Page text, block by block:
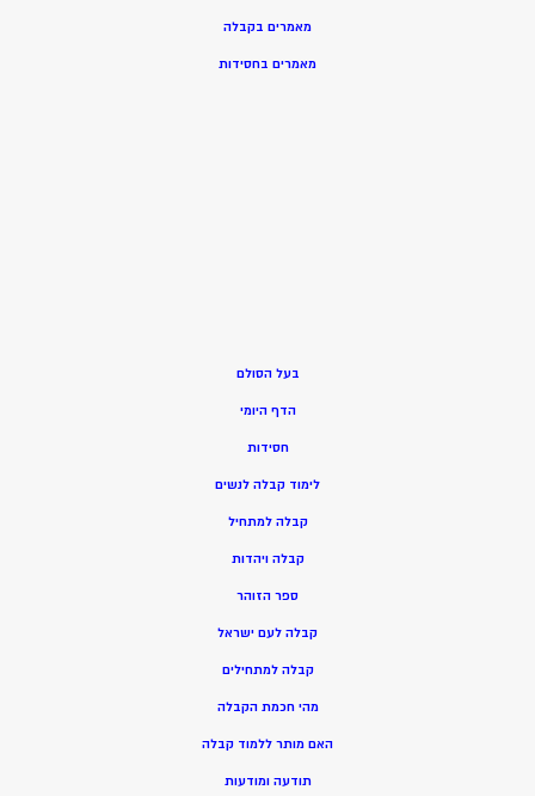
מאמרים בקבלה
מאמרים בחסידות
בעל הסולם
הדף היומי
חסידות
לימוד קבלה לנשים
קבלה למתחיל
קבלה ויהדות
ספר הזוהר
קבלה לעם ישראל
קבלה למתחילים
מהי חכמת הקבלה
האם מותר ללמוד קבלה
תודעה ומודעות